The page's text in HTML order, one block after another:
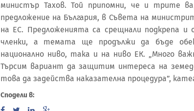
министър Тахов. Той припомни, че и трите
предложение на България, в Съвета на
на ЕС. Предложенията са срещнали подкрепа и
членки, а темата ще продължи да бъде
национално ниво, така и на ниво ЕК. „Много
Търсим вариант да защитим интереса на
това да задейства наказателна процедура”,
Сподели в: